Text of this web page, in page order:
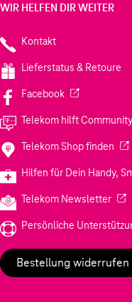
WIR HELFEN DIR WEITER
Kontakt
Lieferstatus & Retoure
Facebook(Wird in einem
Telekom hilft Community
Telekom Shop finden
Hilfen für Dein Handy,
Telekom Newsletter
Persönliche
Bestellung widerrufen